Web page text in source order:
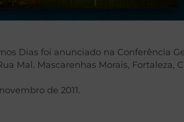
Dias foi anunciado na Conferência
Mal. Mascarenhas Morais, Fortaleza,
de 2011.